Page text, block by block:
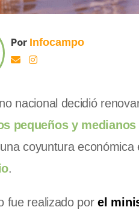
Por Infocampo
nacional decidió
pequeños y medianos
coyuntura económica
.
fue realizado porel